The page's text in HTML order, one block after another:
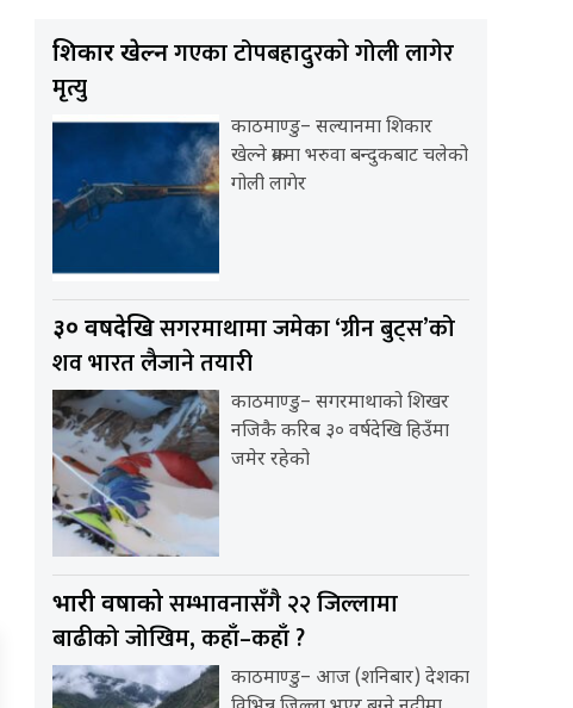
शिकार खेल्नगएका टोपबहादुरकाे गोली लागेर
मृत्यु
काठमाण्डु– सल्यानमा शिकार
खेल्ने क्रममा भरुवा बन्दुकबाट चलेको
गोली लागेर
३० वर्षदेखिसगरमाथामा जमेका ‘ग्रीन बुट्स’को
शव भारत लैजाने तयारी
काठमाण्डु– सगरमाथाको शिखर
नजिकै करिब ३० वर्षदेखि हिउँमा
जमेर रहेको
भारी वर्षाकोसम्भावनासँगै २२ जिल्लामा
बाढीको जोखिम, कहाँ–कहाँ ?
काठमाण्डु– आज (शनिबार) देशका